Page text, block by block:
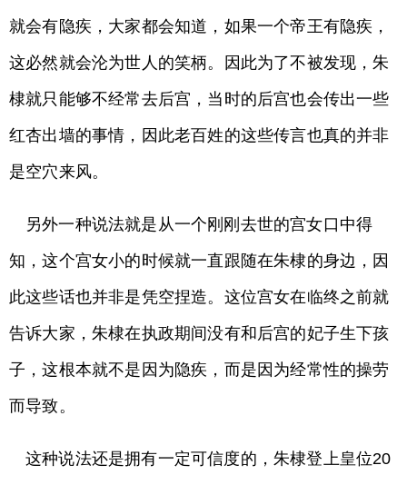
就会有隐疾，大家都会知道，如果一个帝王有隐疾，
这必然就会沦为世人的笑柄。因此为了不被发现，朱
棣就只能够不经常去后宫，当时的后宫也会传出一些
红杏出墙的事情，因此老百姓的这些传言也真的并非
是空穴来风。
另外一种说法就是从一个刚刚去世的宫女口中得
知，这个宫女小的时候就一直跟随在朱棣的身边，因
此这些话也并非是凭空捏造。这位宫女在临终之前就
告诉大家，朱棣在执政期间没有和后宫的妃子生下孩
子，这根本就不是因为隐疾，而是因为经常性的操劳
而导致。
这种说法还是拥有一定可信度的，朱棣登上皇位20